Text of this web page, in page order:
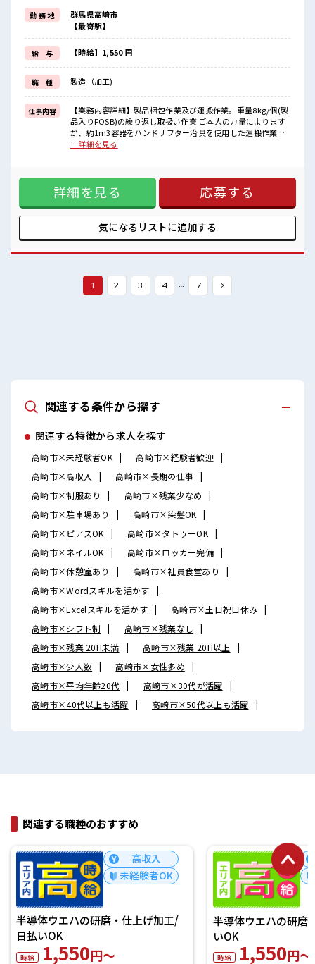
制服があるので、
毎日の服装の悩み解消♪
≪初めての仕事だけど自分にもできそう≫
新しいことにチャレンジするのは不安だけど、
しっかり働く環境が整っています！
イチからスキルUP・ステップUP目指していきましょう！
≪自分に合った期間で働ける≫
福利厚生が整った派遣のお仕事です！
■職場の雰囲気
休憩室完備でランチや休憩も充実しそう♪
持ち物が多いあなたにもぴったり☆
ロッカー付き職場♪
高収入もバッチリ目指せますよ！
勤 務 地
群馬県高崎市
【最寄駅】
給 与 【時給】1,550 円
職 種 製造（加工)
仕事内容
【業務内容詳細】製品梱包作業及び運搬作業。重量8kg/個(製
品入りFOSB)の繰り返し取扱い作業 ご本人の力量によります
が、約1m3容器をハンドリフター治具を使用した運搬作業も
発生します。【取扱製品情報】半導体製品 ■お仕事PR ≪残業
るので、 毎日の服装の悩み解消♪ ≪初めての仕事だけど自分
にもできそう≫ 新しいことにチャレンジするのは不安だけ
ど、 しっかり働く環境が整っています！ イチからスキルUP・
ステップUP目指していきましょう！ ≪自分に合った期間で働
ける≫ 福利厚生が整った派遣のお仕事です！ ■職場の雰囲気
休憩室完備でランチや休憩も充実しそう♪ 持ち物が多いあな
は必見！ 高収入もバッチリ目指せますよ！
…詳細を見る
詳細を見る 応募する
気になるリストに追加する
1 2 3 4 … 7 >
関連する条件から探す
関連する特徴から求人を探す
高崎市×未経験者OK
高崎市×経験者歓迎
高崎市×高収入
高崎市×長期の仕事
高崎市×制服あり
高崎市×残業少なめ
高崎市×駐車場あり
高崎市×染髪OK
高崎市×ピアスOK
高崎市×タトゥーOK
高崎市×ネイルOK
高崎市×ロッカー完備
高崎市×休憩室あり
高崎市×社員食堂あり
高崎市×Wordスキルを活かす
高崎市×Excelスキルを活かす
高崎市×土日祝日休み
高崎市×シフト制
高崎市×残業なし
高崎市×残業 20H未満
高崎市×残業 20H以上
高崎市×少人数
高崎市×女性多め
高崎市×平均年齢20代
高崎市×30代が活躍
高崎市×40代以上も活躍
高崎市×50代以上も活躍
関連する職種のおすすめ
高収入
未経験者OK
半導体ウエハの研磨・仕上げ加工/
日払いOK
時給 1,550円～
半導体ウエハの研磨
いOK
時給 1,550円～